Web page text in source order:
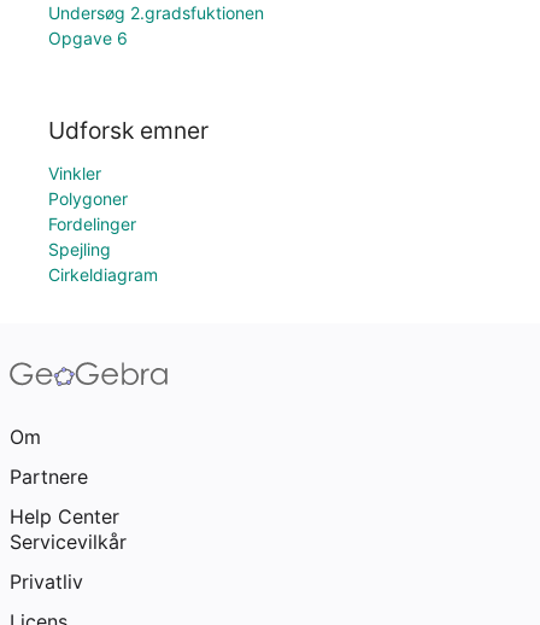
Undersøg 2.gradsfuktionen
Opgave 6
Udforsk emner
Vinkler
Polygoner
Fordelinger
Spejling
Cirkeldiagram
Om
Partnere
Help Center
Servicevilkår
Privatliv